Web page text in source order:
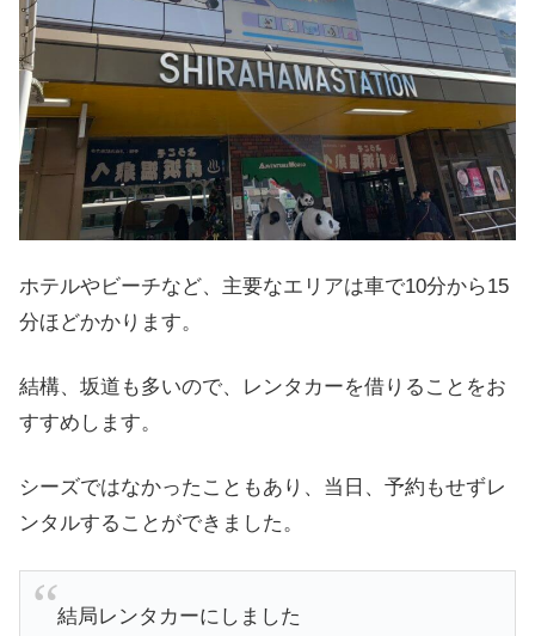
ホテルやビーチなど、主要なエリアは車で10分から15
分ほどかかります。
結構、坂道も多いので、レンタカーを借りることをお
すすめします。
シーズではなかったこともあり、当日、予約もせずレ
ンタルすることができました。
結局レンタカーにしました